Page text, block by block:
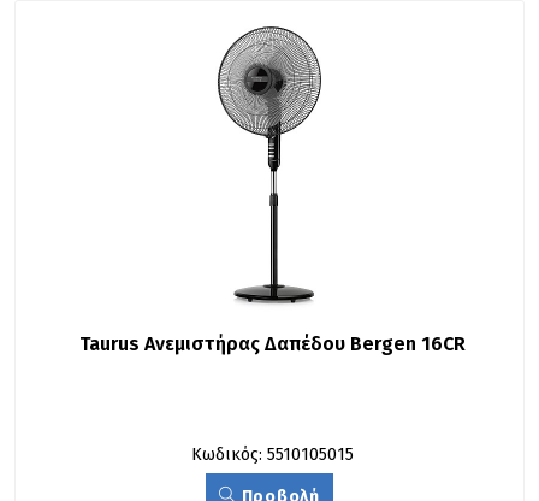
Taurus Ανεμιστήρας Δαπέδου Bergen 16CR
Κωδικός: 5510105015
Προβολή